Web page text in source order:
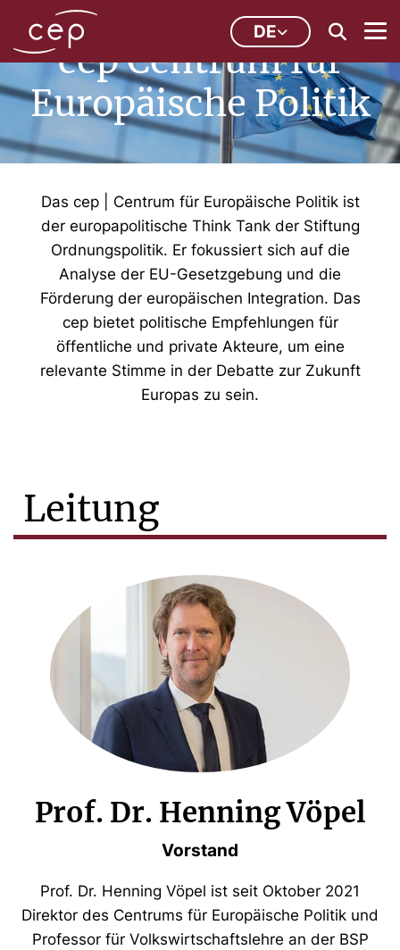
DE
cep Centrum für
Europäische Politik
Das cep | Centrum für Europäische Politik ist
der europapolitische Think Tank der Stiftung
Ordnungspolitik. Er fokussiert sich auf die
Analyse der EU-Gesetzgebung und die
Förderung der europäischen Integration. Das
cep bietet politische Empfehlungen für
öffentliche und private Akteure, um eine
relevante Stimme in der Debatte zur Zukunft
Europas zu sein.
Leitung
Prof. Dr. Henning Vöpel
Vorstand
Prof. Dr. Henning Vöpel ist seit Oktober 2021
Direktor des Centrums für Europäische Politik und
Professor für Volkswirtschaftslehre an der BSP